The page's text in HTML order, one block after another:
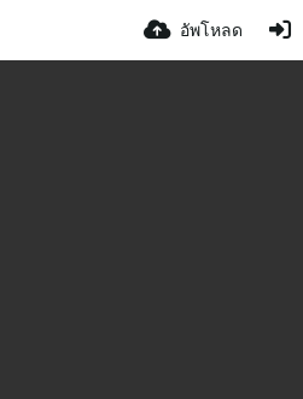
อัพโหลด